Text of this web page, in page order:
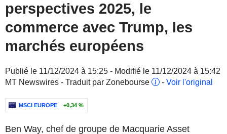
perspectives 2025, le
commerce avec Trump, les
marchés européens
Publié le 11/12/2024 à 15:25 - Modifié le 11/12/2024 à 15:42
MT Newswires - Traduit par Zonebourse
- Voir l'original
MSCI EUROPE +0,34 %
Ben Way, chef de groupe de Macquarie Asset